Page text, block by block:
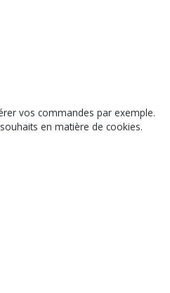
vos commandes par exemple.
en matière de cookies.